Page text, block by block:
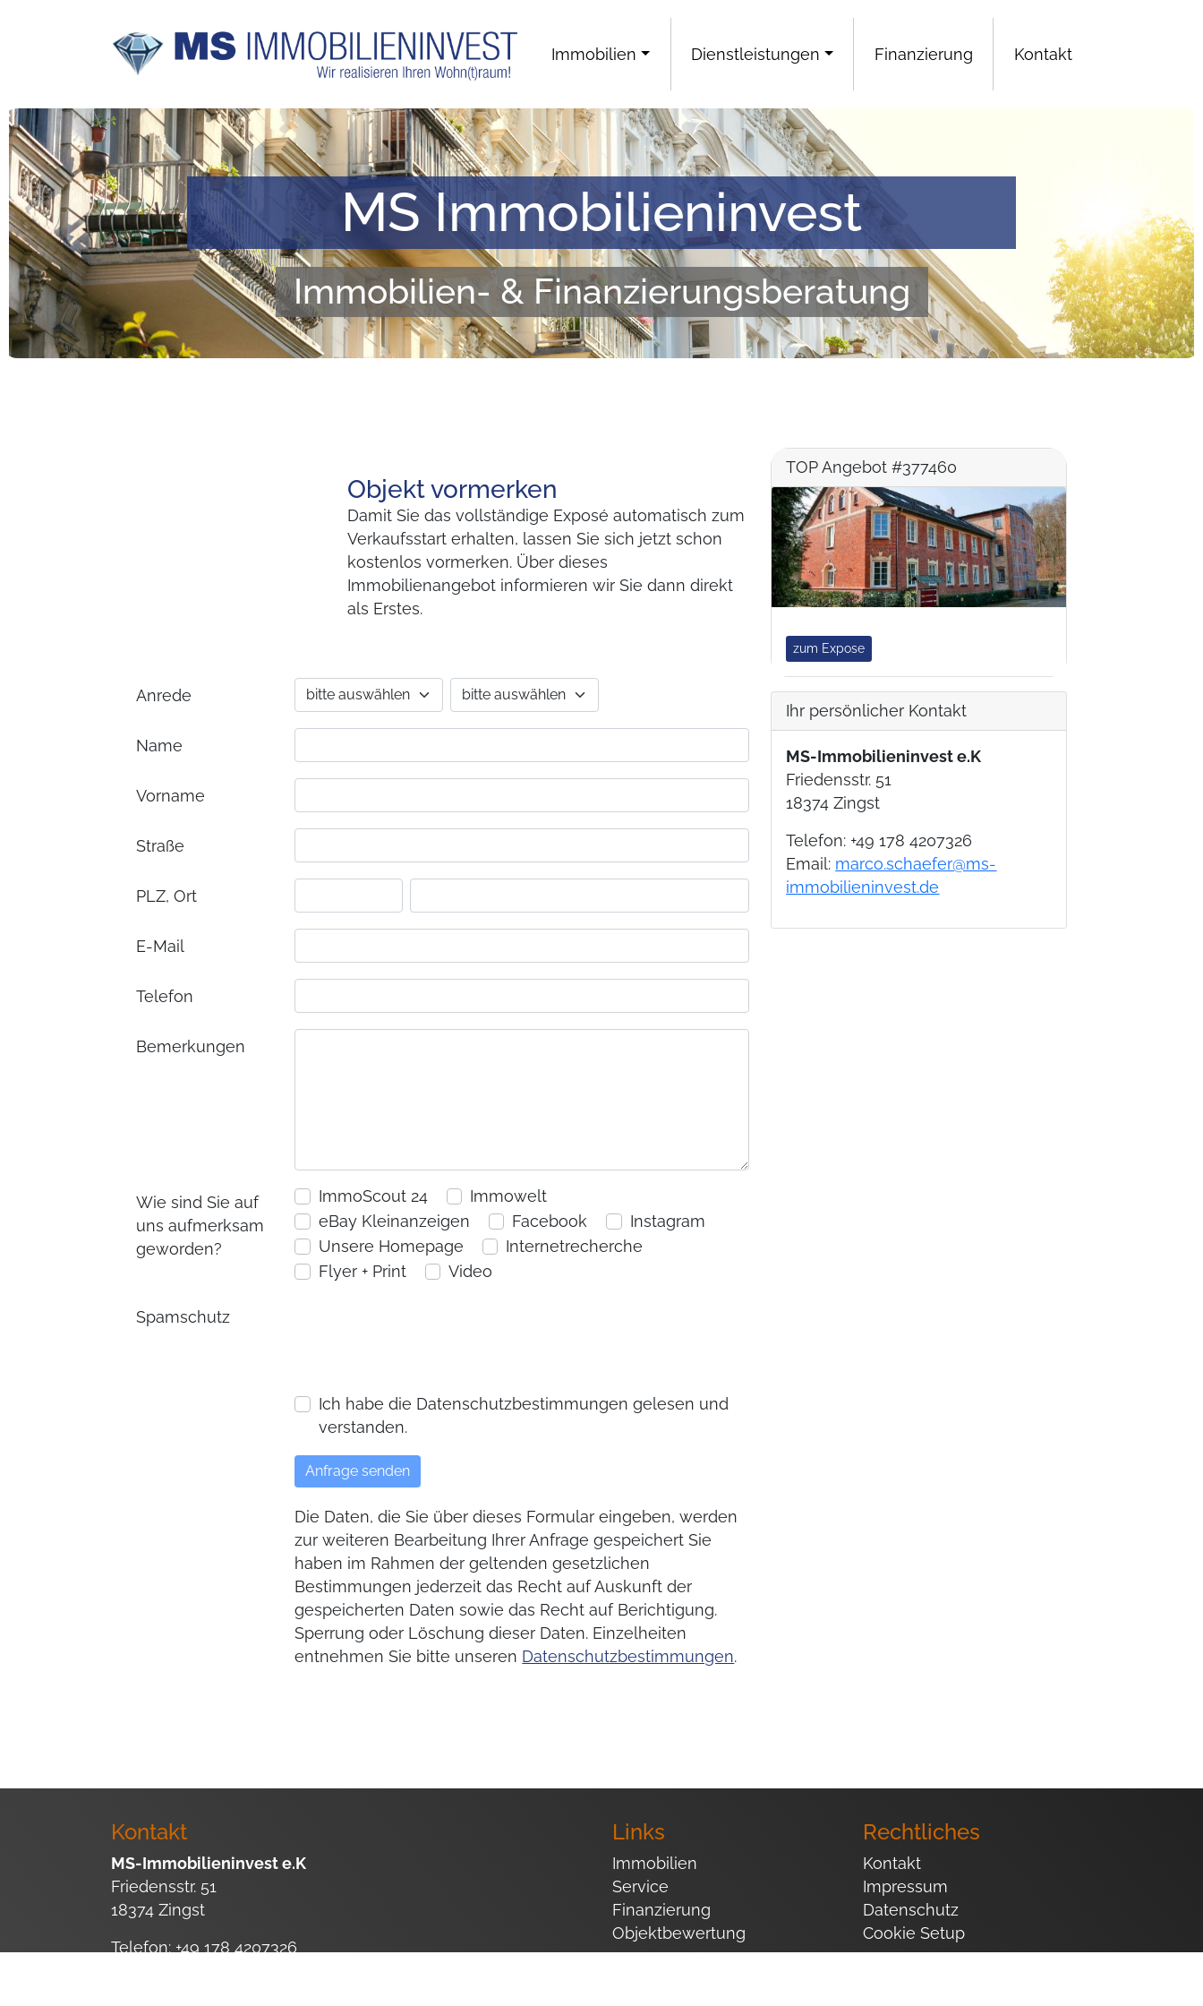
Immobilien Dienstleistungen Finanzierung Kontakt
MS Immobilieninvest
Immobilien- & Finanzierungsberatung
Objekt vormerken
Damit Sie das vollständige Exposé automatisch zum
Verkaufsstart erhalten, lassen Sie sich jetzt schon
kostenlos vormerken. Über dieses
Immobilienangebot informieren wir Sie dann direkt
als Erstes.
Anrede
Name
Vorname
Straße
PLZ, Ort
E-Mail
Telefon
Bemerkungen
Wie sind Sie auf
uns aufmerksam
geworden?
ImmoScout 24
Immowelt
eBay Kleinanzeigen
Facebook
Instagram
Unsere Homepage
Internetrecherche
Flyer + Print
Video
Spamschutz
Ich habe die Datenschutzbestimmungen gelesen und
verstanden.
Die Daten, die Sie über dieses Formular eingeben, werden
zur weiteren Bearbeitung Ihrer Anfrage gespeichert Sie
haben im Rahmen der geltenden gesetzlichen
Bestimmungen jederzeit das Recht auf Auskunft der
gespeicherten Daten sowie das Recht auf Berichtigung.
Sperrung oder Löschung dieser Daten. Einzelheiten
entnehmen Sie bitte unseren Datenschutzbestimmungen.
TOP Angebot #377460
zum Expose
Ihr persönlicher Kontakt
MS-Immobilieninvest e.K
Friedensstr. 51
18374 Zingst
Telefon: +49 178 4207326
Email: marco.schaefer@ms-
immobilieninvest.de
Kontakt
MS-Immobilieninvest e.K
Friedensstr. 51
18374 Zingst
Telefon: +49 178 4207326
Links
Immobilien
Service
Finanzierung
Objektbewertung
Rechtliches
Kontakt
Impressum
Datenschutz
Cookie Setup